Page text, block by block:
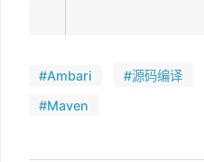
#Ambari #源码编译
#Maven